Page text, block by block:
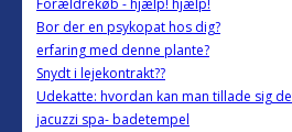
Forældrekøb - hjælp! hjælp!
Bor der en psykopat hos dig?
erfaring med denne plante?
Snydt i lejekontrakt??
Udekatte: hvordan kan man tillade sig
jacuzzi spa- badetempel